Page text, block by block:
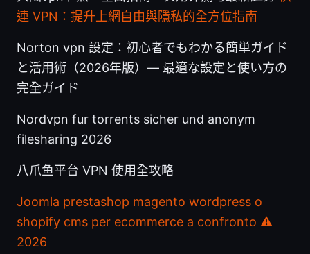
連 VPN：提升上網自由與隱私的全方位指南
Norton vpn 設定：初心者でもわかる簡単ガイド
と活用術（2026年版）— 最適な設定と使い方の
完全ガイド
Nordvpn fur torrents sicher und anonym
filesharing 2026
八爪鱼平台 VPN 使用全攻略
Joomla prestashop magento wordpress o
shopify cms per ecommerce a confronto ⚠️
2026